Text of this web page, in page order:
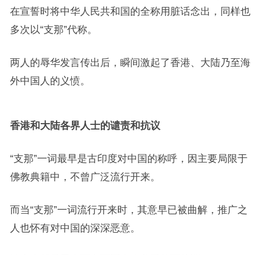
在宣誓时将中华人民共和国的全称用脏话念出，同样也
多次以“支那”代称。
两人的辱华发言传出后，瞬间激起了香港、大陆乃至海
外中国人的义愤。
香港和大陆各界人士的谴责和抗议
“支那”一词最早是古印度对中国的称呼，因主要局限于
佛教典籍中，不曾广泛流行开来。
而当“支那”一词流行开来时，其意早已被曲解，推广之
人也怀有对中国的深深恶意。